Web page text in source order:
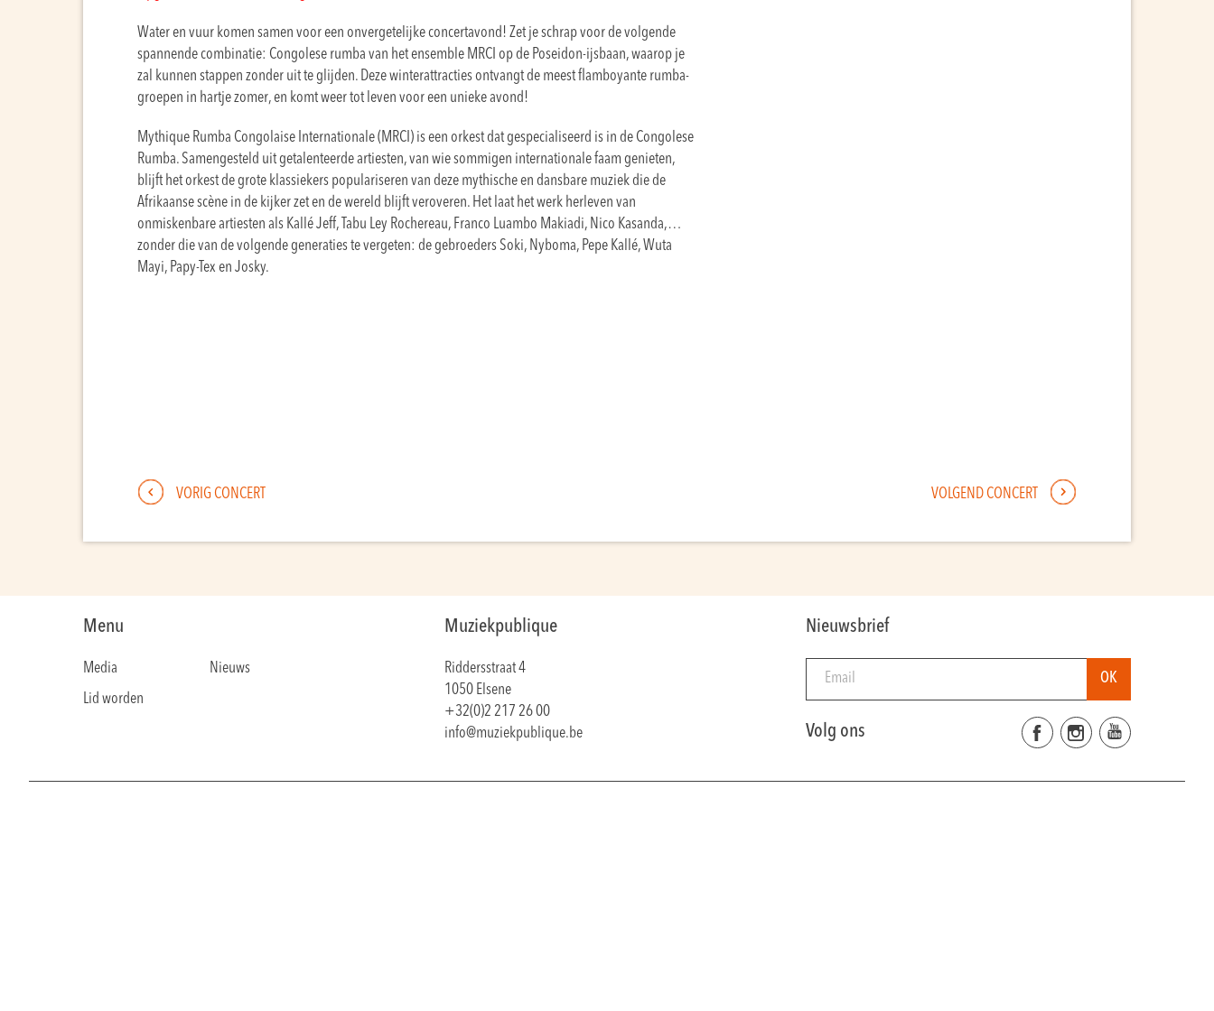
Water en vuur komen samen voor een onvergetelijke concertavond! Zet je schrap voor de volgende
spannende combinatie: Congolese rumba van het ensemble MRCI op de Poseidon-ijsbaan, waarop je
zal kunnen stappen zonder uit te glijden. Deze winterattracties ontvangt de meest flamboyante rumba-
groepen in hartje zomer, en komt weer tot leven voor een unieke avond!
Mythique Rumba Congolaise Internationale (MRCI) is een orkest dat gespecialiseerd is in de Congolese
Rumba. Samengesteld uit getalenteerde artiesten, van wie sommigen internationale faam genieten,
blijft het orkest de grote klassiekers populariseren van deze mythische en dansbare muziek die de
Afrikaanse scène in de kijker zet en de wereld blijft veroveren. Het laat het werk herleven van
onmiskenbare artiesten als Kallé Jeff, Tabu Ley Rochereau, Franco Luambo Makiadi, Nico Kasanda,…
zonder die van de volgende generaties te vergeten: de gebroeders Soki, Nyboma, Pepe Kallé, Wuta
Mayi, Papy-Tex en Josky.
VORIG CONCERT VOLGEND CONCERT
Menu
Media
Nieuws
Lid worden
Muziekpublique
Riddersstraat 4
1050 Elsene
+32(0)2 217 26 00
info@muziekpublique.be
Nieuwsbrief
Volg ons